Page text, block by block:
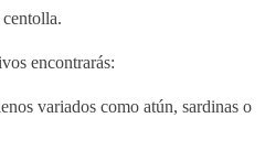
encontrarás:
variados como atún, sardinas o